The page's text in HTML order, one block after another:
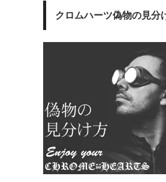
クロムハーツ偽物の見分